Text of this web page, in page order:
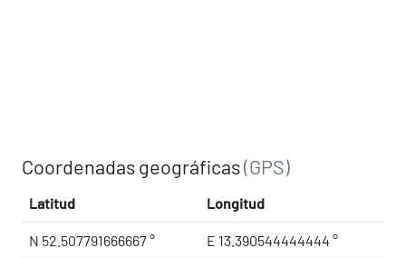
Coordenadas geográficas(GPS)
Latitud Longitud
N 52.507791666667 ° E 13.390544444444 °